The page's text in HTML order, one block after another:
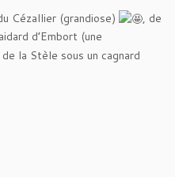
Cézallier (grandiose)
, de
d’Embort (une
la Stèle sous un cagnard